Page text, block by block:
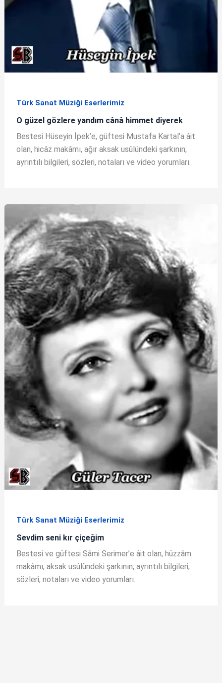
Türk Sanat Müziği Eserlerimiz
O güzel gözlere yandım cânâ himmet diyerek
Bestesi Hüseyin İpek’e, güftesi Mustafa Kartal’a âit
olan, hicâz makâmı, ağır aksak usûlündeki şarkının;
ayrıntılı bilgileri, sözleri, notaları ve video yorumları.
Türk Sanat Müziği Eserlerimiz
Sevdim seni kır çiçeğim
Bestesi ve güftesi Sâmi Serimer’e âit olan, hüzzâm
makâmı, aksak usûlündeki şarkının; ayrıntılı bilgileri,
sözleri, notaları ve video yorumları.